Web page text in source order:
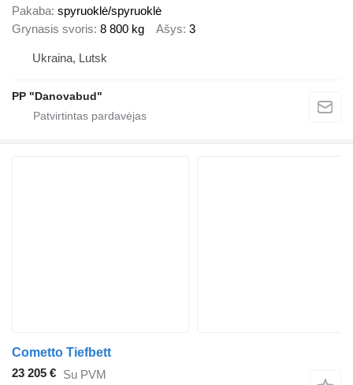
Pakaba spyruoklė/spyruoklė
Grynasis svoris 8 800 kg Ašys 3
Ukraina, Lutsk
PP "Danovabud"
Cometto Tiefbett
23 205 € Su PVM